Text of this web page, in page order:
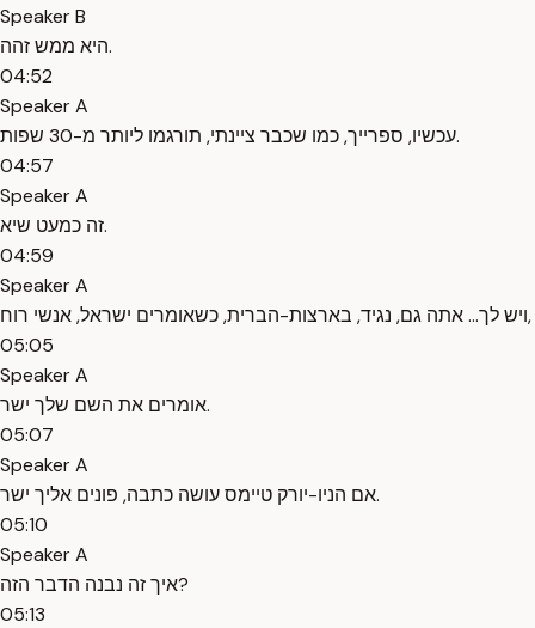
Speaker B
היא ממש זהה.
04:52
Speaker A
עכשיו, ספרייך, כמו שכבר ציינתי, תורגמו ליותר מ-30 שפות.
04:57
Speaker A
זה כמעט שיא.
04:59
Speaker A
ויש לך... אתה גם, נגיד, בארצות-הברית, כשאומרים ישראל, אנשי רוח,
05:05
Speaker A
אומרים את השם שלך ישר.
05:07
Speaker A
אם הניו-יורק טיימס עושה כתבה, פונים אליך ישר.
05:10
Speaker A
איך זה נבנה הדבר הזה?
05:13